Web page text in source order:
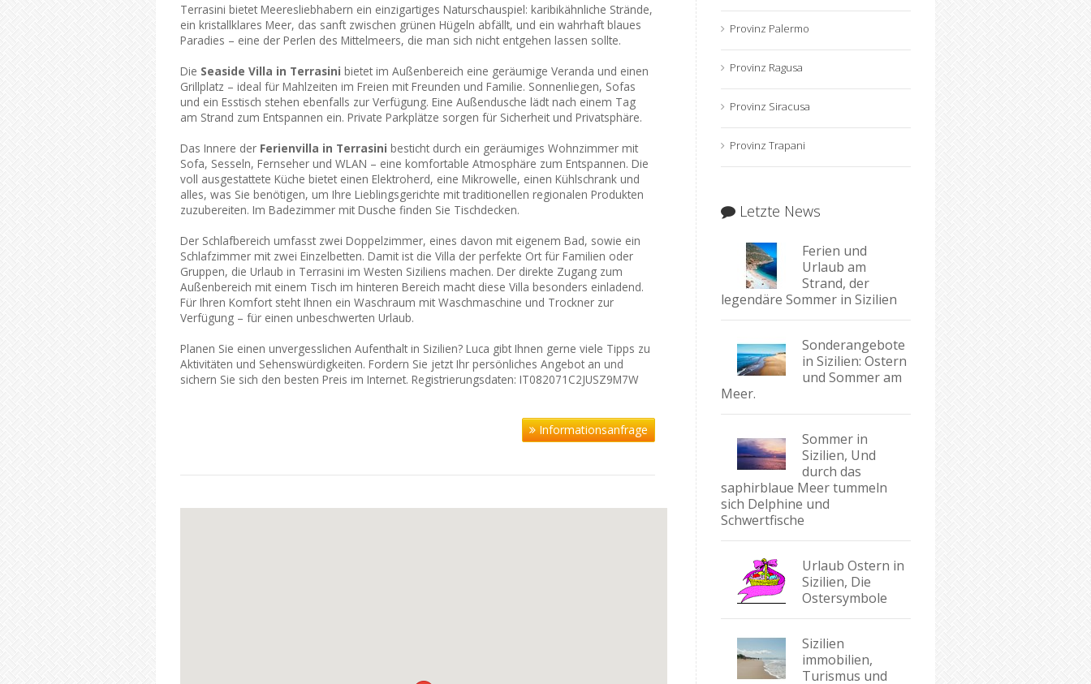
Terrasini bietet Meeresliebhabern ein einzigartiges Naturschauspiel: karibikähnliche Strände,
ein kristallklares Meer, das sanft zwischen grünen Hügeln abfällt, und ein wahrhaft blaues
Paradies – eine der Perlen des Mittelmeers, die man sich nicht entgehen lassen sollte.
Die Seaside Villa in Terrasini bietet im Außenbereich eine geräumige Veranda und einen
Grillplatz – ideal für Mahlzeiten im Freien mit Freunden und Familie. Sonnenliegen, Sofas
und ein Esstisch stehen ebenfalls zur Verfügung. Eine Außendusche lädt nach einem Tag
am Strand zum Entspannen ein. Private Parkplätze sorgen für Sicherheit und Privatsphäre.
Das Innere der Ferienvilla in Terrasini besticht durch ein geräumiges Wohnzimmer mit
Sofa, Sesseln, Fernseher und WLAN – eine komfortable Atmosphäre zum Entspannen. Die
voll ausgestattete Küche bietet einen Elektroherd, eine Mikrowelle, einen Kühlschrank und
alles, was Sie benötigen, um Ihre Lieblingsgerichte mit traditionellen regionalen Produkten
zuzubereiten. Im Badezimmer mit Dusche finden Sie Tischdecken.
Der Schlafbereich umfasst zwei Doppelzimmer, eines davon mit eigenem Bad, sowie ein
Schlafzimmer mit zwei Einzelbetten. Damit ist die Villa der perfekte Ort für Familien oder
Gruppen, die Urlaub in Terrasini im Westen Siziliens machen. Der direkte Zugang zum
Außenbereich mit einem Tisch im hinteren Bereich macht diese Villa besonders einladend.
Für Ihren Komfort steht Ihnen ein Waschraum mit Waschmaschine und Trockner zur
Verfügung – für einen unbeschwerten Urlaub.
Planen Sie einen unvergesslichen Aufenthalt in Sizilien? Luca gibt Ihnen gerne viele Tipps zu
Aktivitäten und Sehenswürdigkeiten. Fordern Sie jetzt Ihr persönliches Angebot an und
sichern Sie sich den besten Preis im Internet. Registrierungsdaten: IT082071C2JUSZ9M7W
Informationsanfrage
Provinz Palermo
Provinz Ragusa
Provinz Siracusa
Provinz Trapani
Letzte News
Ferien und
Urlaub am
Strand, der
legendäre Sommer in Sizilien
Sonderangebote
in Sizilien: Ostern
und Sommer am
Meer.
Sommer in
Sizilien, Und
durch das
saphirblaue Meer tummeln
sich Delphine und
Schwertfische
Urlaub Ostern in
Sizilien, Die
Ostersymbole
Sizilien
immobilien,
Turismus und